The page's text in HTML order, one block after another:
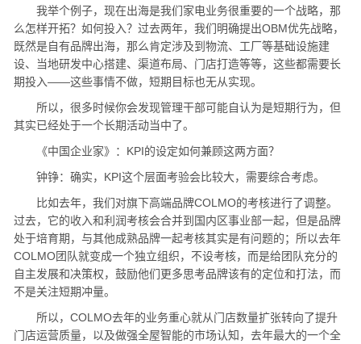
我举个例子，现在出海是我们家电业务很重要的一个战略，那
么怎样开拓？如何投入？过去两年，我们明确提出OBM优先战略，
既然是自有品牌出海，那么肯定涉及到物流、工厂等基础设施建
设、当地研发中心搭建、渠道布局、门店打造等等，这些都需要长
期投入——这些事情不做，短期目标也无从实现。
所以，很多时候你会发现管理干部可能自认为是短期行为，但
其实已经处于一个长期活动当中了。
《中国企业家》：KPI的设定如何兼顾这两方面？
钟铮：确实，KPI这个层面考验会比较大，需要综合考虑。
比如去年，我们对旗下高端品牌COLMO的考核进行了调整。
过去，它的收入和利润考核会合并到国内区事业部一起，但是品牌
处于培育期，与其他成熟品牌一起考核其实是有问题的；所以去年
COLMO团队就变成一个独立组织，不设考核，而是给团队充分的
自主发展和决策权，鼓励他们更多思考品牌该有的定位和打法，而
不是关注短期冲量。
所以，COLMO去年的业务重心就从门店数量扩张转向了提升
门店运营质量，以及做强全屋智能的市场认知，去年最大的一个全